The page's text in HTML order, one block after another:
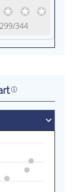
299/344